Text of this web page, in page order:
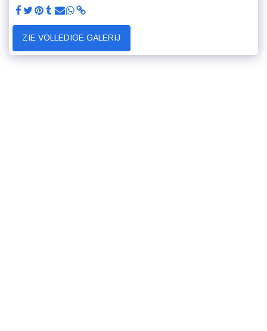
ZIE VOLLEDIGE GALERIJ